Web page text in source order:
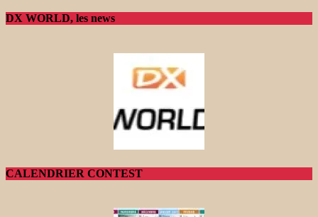
DX WORLD, les news
CALENDRIER CONTEST